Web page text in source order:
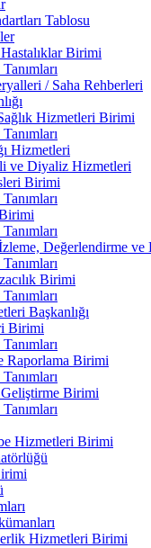
Tablosu
Birimi
/ Saha Rehberleri
Hizmetleri Birimi
Hizmetleri
ve Diyaliz Hizmetleri
Birimi
Değerlendirme
Birimi
Başkanlığı
Birimi
Raporlama Birimi
Birimi
Hizmetleri Birimi
Hizmetleri Birimi